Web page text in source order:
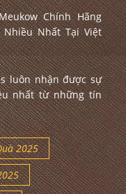
Chính Hãng
Nhất Tại Việt
luôn nhận được sự
nhất từ những tín
2025